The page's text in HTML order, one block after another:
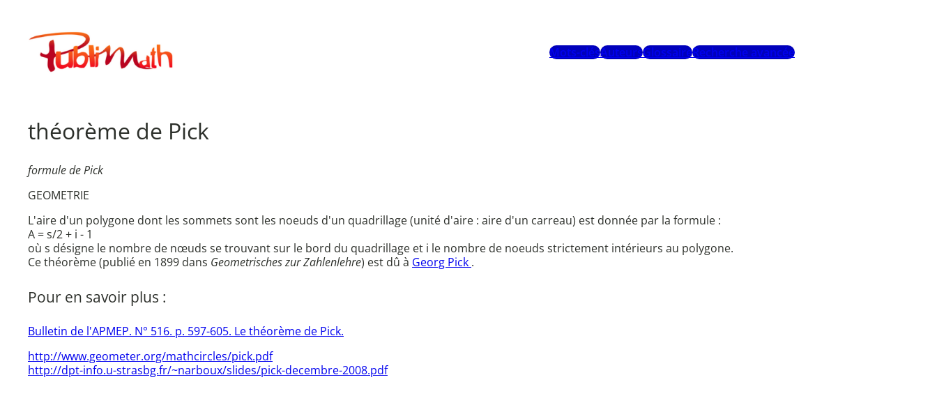
contenuPublimath
Mots-clésAuteursGlossaireRecherche avancée
théorème de Pick
formule de Pick
GEOMETRIE
L'aire d'un polygone dont les sommets sont les noeuds d'un quadrillage (unité d'aire : aire d'un carreau) est donnée par la formule :
A = s/2 + i - 1
où s désigne le nombre de nœuds se trouvant sur le bord du quadrillage et i le nombre de noeuds strictement intérieurs au polygone.
Ce théorème (publié en 1899 dans Geometrisches zur Zahlenlehre) est dû à Georg Pick .
Pour en savoir plus :
Bulletin de l'APMEP. N° 516. p. 597-605. Le théorème de Pick.
http://www.geometer.org/mathcircles/pick.pdf
http://dpt-info.u-strasbg.fr/~narboux/slides/pick-decembre-2008.pdf